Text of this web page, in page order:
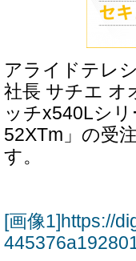
アライドテレ
社長 サチエ オ
ッチx540Lシ
52XTm」の受
す。
[画像1]https://